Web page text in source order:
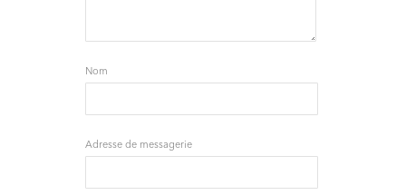
Nom
Adresse de messagerie